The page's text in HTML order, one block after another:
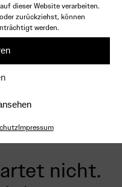
dieser Website verarbeiten.
zurückziehst, können
werden.
Impressum
nicht.